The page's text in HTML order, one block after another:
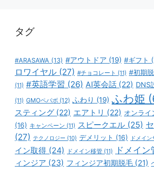
タグ
#ARASAWA (13) #アウトドア (19) #ギフト
ロワイヤル (27) #チョコレート (11) #初期
(11) #英語学習 (26) AI英会話 (22) DNS
(11) GMOペパボ (12) ふわり (19) ふわ姫
スティング (22) エアトリ (22) オンライ
(16) キャンペーン (11) スピークエル (25)
(27) テクノロジー (10) デメリット (16) ドメイン
イン取得 (24) ドメイン移管 (11) ドメイン
ィンジア (23) フィンジア初期脱毛 (21)